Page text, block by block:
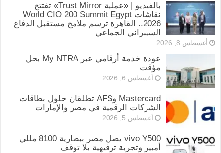
بالفيديو | «عملية Trust Mirror» تفتتح
نقاشات World CIO 200 Summit Egypt
2026.. القاهرة ترسم ملامح مستقبل الدفاع
السيبراني الجماعي
أغسطس 8, 2026
عودة خدمة أرقامي عبر My NTRA بحل
مؤقت
أغسطس 6, 2026
Mastercard وAFS تطلقان حلول بطاقات
الشركات الرقمية في مصر والإمارات
أغسطس 5, 2026
vivo Y500 يصل مصر ببطارية 8100 مللي
أمبير وتجربة ترفيهية بلا توقف